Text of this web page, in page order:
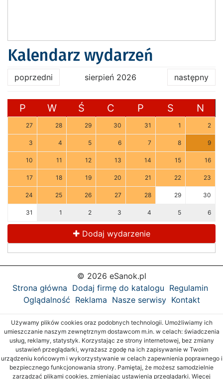
Kalendarz wydarzeń
poprzedni sierpień 2026 następny
P W Ś C P S N
27 28 29 30 31 1 2
3 4 5 6 7 8 9
10 11 12 13 14 15 16
17 18 19 20 21 22 23
24 25 26 27 28 29 30
31 1 2 3 4 5 6
Dodaj wydarzenie
© 2026 eSanok.pl
Strona główna Dodaj firmę do katalogu Regulamin
Oglądalność Reklama Nasze serwisy Kontakt
Używamy plików cookies oraz podobnych technologii. Umożliwiamy ich
umieszczanie naszym zewnętrznym dostawcom m.in. w celach: świadczenia
usług, reklamy, statystyk. Korzystając ze strony internetowej, bez zmiany
ustawień przeglądarki, wyrażasz zgodę na ich zapisywanie w Twoim
urządzeniu końcowym i wykorzystywanie w celach zapewnienia poprawnego i
bezpiecznego funkcjonowania strony. Pamiętaj, że możesz samodzielnie
zarządzać plikami cookies, zmieniając ustawienia przeglądarki. Więcej